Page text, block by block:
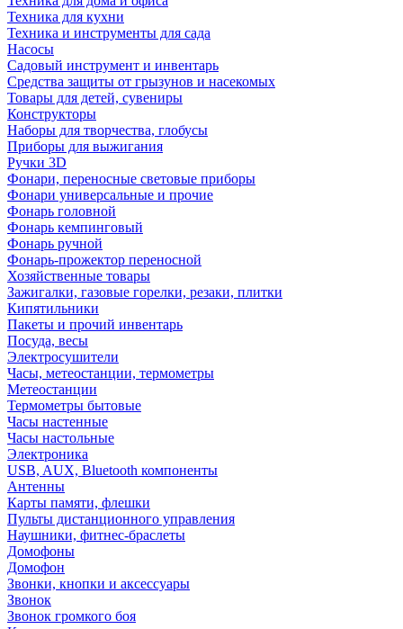
Техника для кухни
Техника и инструменты для сада
Насосы
Садовый инструмент и инвентарь
Средства защиты от грызунов и насекомых
Товары для детей, сувениры
Конструкторы
Наборы для творчества, глобусы
Приборы для выжигания
Ручки 3D
Фонари, переносные световые приборы
Фонари универсальные и прочие
Фонарь головной
Фонарь кемпинговый
Фонарь ручной
Фонарь-прожектор переносной
Хозяйственные товары
Зажигалки, газовые горелки, резаки, плитки
Кипятильники
Пакеты и прочий инвентарь
Посуда, весы
Электросушители
Часы, метеостанции, термометры
Метеостанции
Термометры бытовые
Часы настенные
Часы настольные
Электроника
USB, AUX, Bluetooth компоненты
Антенны
Карты памяти, флешки
Пульты дистанционного управления
Наушники, фитнес-браслеты
Домофоны
Домофон
Звонки, кнопки и аксессуары
Звонок
Звонок громкого боя